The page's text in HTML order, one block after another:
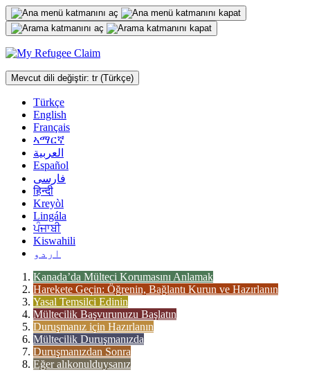
İçeriğe
geç
Mevcut dili değiştir: tr (Türkçe)
Türkçe
English
Français
ኣማርኛ
العربية
Español
فارسی
हिन्दी
Kreyòl
Lingála
ਪੰਜਾਬੀ
Kiswahili
اردو
Kanada’da Mülteci Korumasını Anlamak
Harekete Geçin: Öğrenin, Bağlantı Kurun ve Hazırlanın
Yasal Temsilci Edinin
Mültecilik Başvurunuzu Başlatın
Duruşmanız için Hazırlanın
Mültecilik Duruşmanızda
Duruşmanızdan Sonra
Eğer alıkonulduysanız